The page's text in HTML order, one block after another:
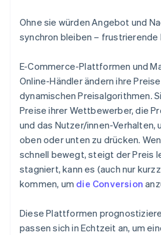
Ohne sie würden Angebot und
synchron bleiben – frustrierende
E-Commerce-Plattformen und
Online-Händler ändern ihre
dynamischen Preisalgorithmen.
Preise ihrer Wettbewerber, die
und das Nutzer/innen-Verhalten,
oben oder unten zu drücken.
schnell bewegt, steigt der Preis
stagniert, kann es (auch nur
kommen, um die Conversion
Diese Plattformen
passen sich in Echtzeit an, um